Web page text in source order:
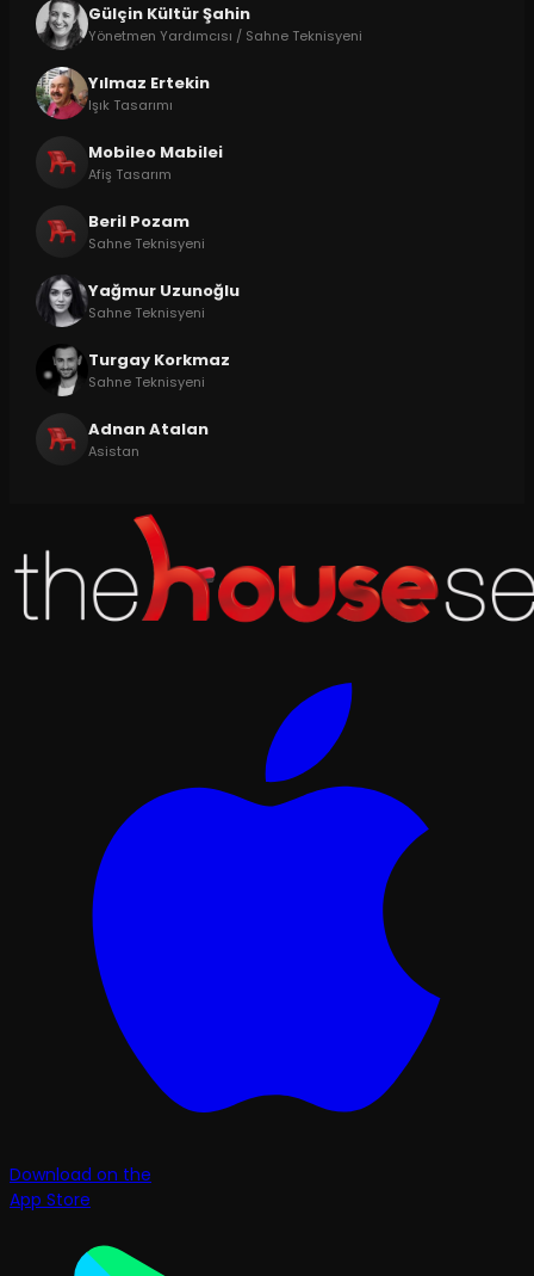
Gülçin Kültür Şahin
Yönetmen Yardımcısı / Sahne Teknisyeni
Yılmaz Ertekin
Işık Tasarımı
Mobileo Mabilei
Afiş Tasarım
Beril Pozam
Sahne Teknisyeni
Yağmur Uzunoğlu
Sahne Teknisyeni
Turgay Korkmaz
Sahne Teknisyeni
Adnan Atalan
Asistan
Download on the
App Store